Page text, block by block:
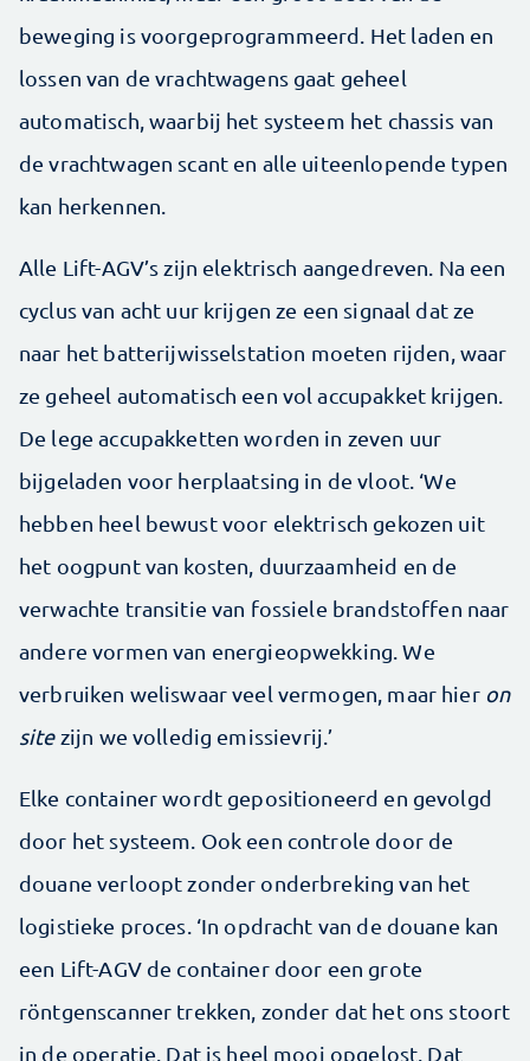
beweging is voorgeprogrammeerd. Het laden en
lossen van de vrachtwagens gaat geheel
automatisch, waarbij het systeem het chassis van
de vrachtwagen scant en alle uiteenlopende typen
kan herkennen.
Alle Lift-AGV’s zijn elektrisch aangedreven. Na een
cyclus van acht uur krijgen ze een signaal dat ze
naar het batterijwisselstation moeten rijden, waar
ze geheel automatisch een vol accupakket krijgen.
De lege accupakketten worden in zeven uur
bijgeladen voor herplaatsing in de vloot. ‘We
hebben heel bewust voor elektrisch gekozen uit
het oogpunt van kosten, duurzaamheid en de
verwachte transitie van fossiele brandstoffen naar
andere vormen van energieopwekking. We
verbruiken weliswaar veel vermogen, maar hier on
sitezijn we volledig emissievrij.’
Elke container wordt gepositioneerd en gevolgd
door het systeem. Ook een controle door de
douane verloopt zonder onderbreking van het
logistieke proces. ‘In opdracht van de douane kan
een Lift-AGV de container door een grote
röntgenscanner trekken, zonder dat het ons stoort
in de operatie. Dat is heel mooi opgelost. Dat